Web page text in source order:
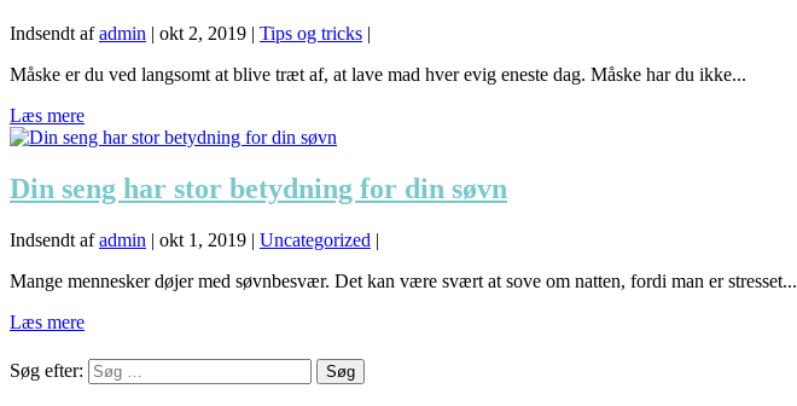
Indsendt afadmin | okt 2, 2019 | Tips og tricks |
Måske er du ved langsomt at blive træt af, at lave mad hver evig eneste dag. Måske har du ikke...
Læs mere
Din seng har stor betydning for din søvn
Indsendt afadmin | okt 1, 2019 | Uncategorized |
Mange mennesker døjer med søvnbesvær. Det kan være svært at sove om natten, fordi man er stresset...
Læs mere
Søg efter: